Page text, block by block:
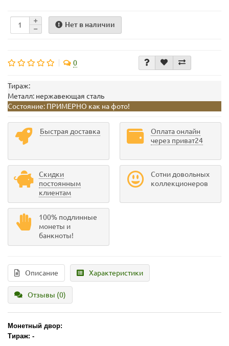
Нет в наличии
0
Тираж:
Металл: нержавеющая сталь
Состояние: ПРИМЕРНО как на фото!
Быстрая доставка
Оплата онлайн
через приват24
Скидки
постоянным
клиентам
Сотни довольных
коллекционеров
100% подлинные
монеты и
банкноты!
Описание Характеристики
Отзывы (0)
Монетный двор:
Тираж: -